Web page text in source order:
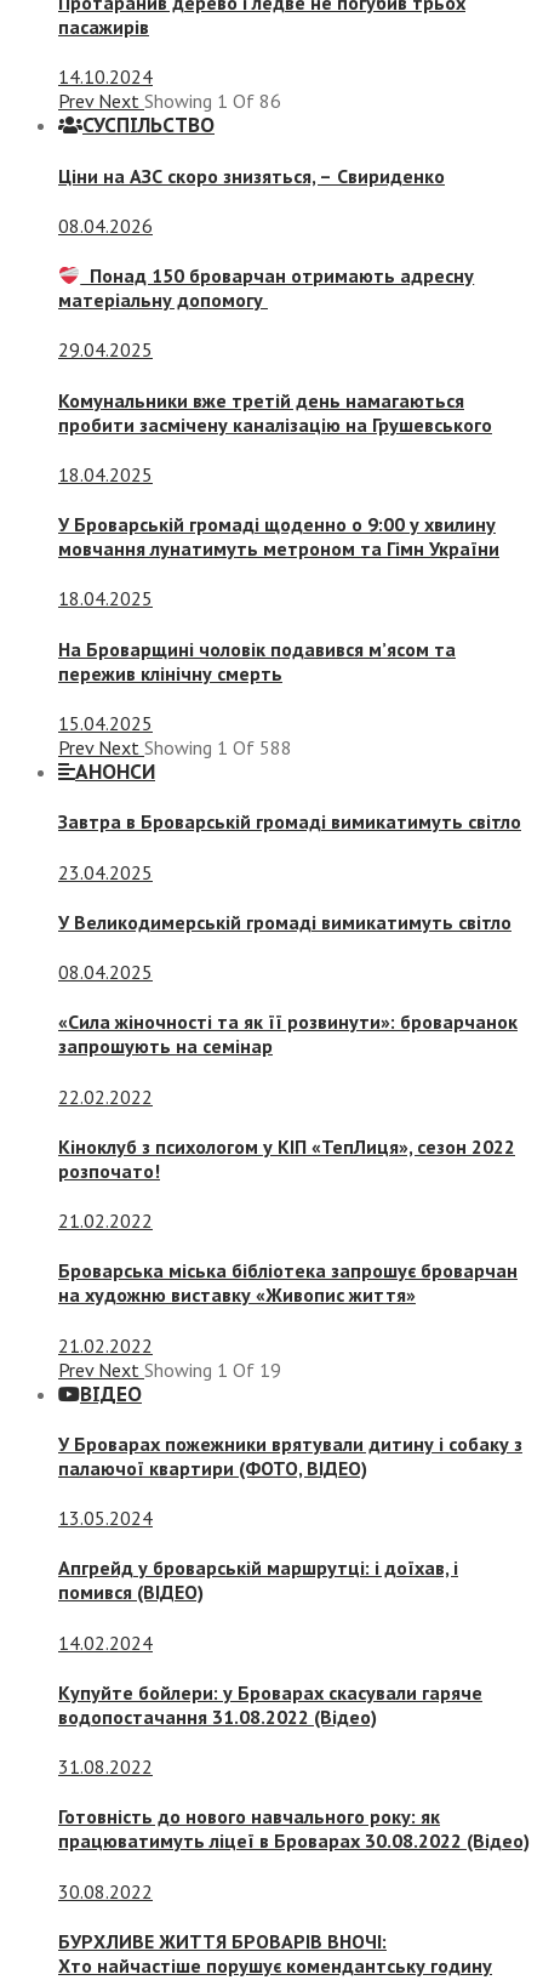
пасажирів
14.10.2024
Prev Next Showing 1 Of 86
СУСПIЛЬСТВО
Ціни на АЗС скоро знизяться, – Свириденко
08.04.2026
Понад 150 броварчан отримають адресну
матеріальну допомогу
29.04.2025
Комунальники вже третій день намагаються
пробити засмічену каналізацію на Грушевського
18.04.2025
У Броварській громаді щоденно о 9:00 у хвилину
мовчання лунатимуть метроном та Гімн України
18.04.2025
На Броварщині чоловік подавився м’ясом та
пережив клінічну смерть
15.04.2025
Prev Next Showing 1 Of 588
АНОНСИ
Завтра в Броварській громаді вимикатимуть світло
23.04.2025
У Великодимерській громаді вимикатимуть світло
08.04.2025
«Сила жіночності та як її розвинути»: броварчанок
запрошують на семінар
22.02.2022
Кіноклуб з психологом у КІП «ТепЛиця», сезон 2022
розпочато!
21.02.2022
Броварська міська бібліотека запрошує броварчан
на художню виставку «Живопис життя»
21.02.2022
Prev Next Showing 1 Of 19
ВІДЕО
У Броварах пожежники врятували дитину і собаку з
палаючої квартири (ФОТО, ВІДЕО)
13.05.2024
Апгрейд у броварській маршрутці: і доїхав, і
помився (ВІДЕО)
14.02.2024
Купуйте бойлери: у Броварах скасували гаряче
водопостачання 31.08.2022 (Відео)
31.08.2022
Готовність до нового навчального року: як
працюватимуть ліцеї в Броварах 30.08.2022 (Відео)
30.08.2022
БУРХЛИВЕ ЖИТТЯ БРОВАРІВ ВНОЧІ:
Хто найчастіше порушує комендантську годину